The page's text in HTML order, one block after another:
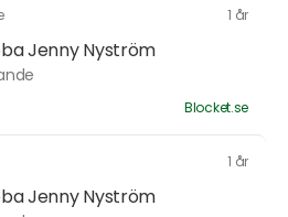
1 år
Jenny Nyström
Blocket.se
1 år
Jenny Nyström